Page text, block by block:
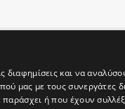
και να
μας με τους συνεργάτες
ή που έχουν